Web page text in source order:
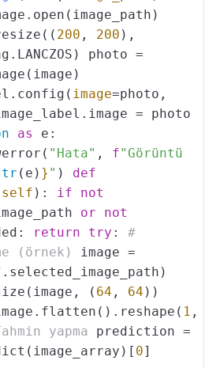
200 , 200 ),
photo =
image=photo,
= photo
as
e:
"Hata" , f"Görüntü
(e) } " )
def
self ): if
not
or
not
return try :
#
(örnek)
image =
.selected_image_path)
( 64 , 64 ))
1 ,
yapma
prediction =
0]